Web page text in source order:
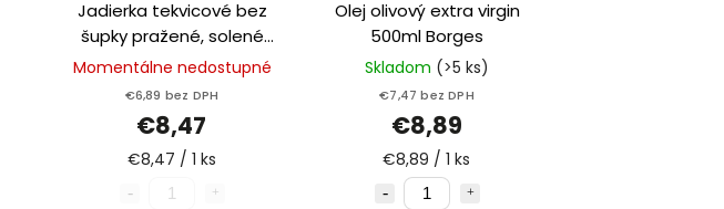
Jadierka tekvicové bez
šupky pražené, solené
250g Kozárová
Momentálne nedostupné
€6,89 bez DPH
€8,47
€8,47 / 1 ks
Olej olivový extra virgin
500ml Borges
Skladom (>5 ks)
€7,47 bez DPH
€8,89
€8,89 / 1 ks